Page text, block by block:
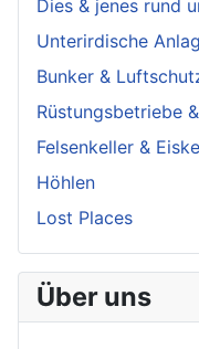
Dies & jenes rund
Unterirdische
Bunker &
Rüstungsbetriebe
Felsenkeller &
Höhlen
Lost Places
Über uns